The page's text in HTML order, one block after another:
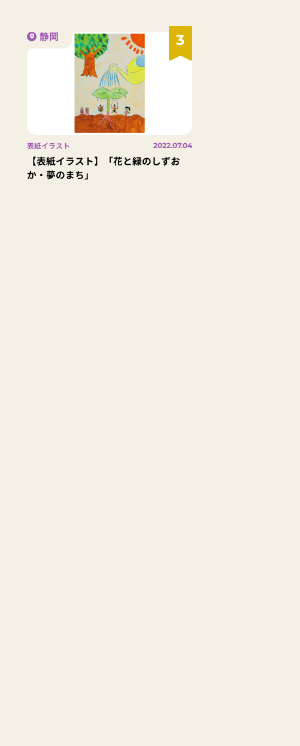
3
静岡
表紙イラスト 2022.07.04
【表紙イラスト】「花と緑のしずお
か・夢のまち」